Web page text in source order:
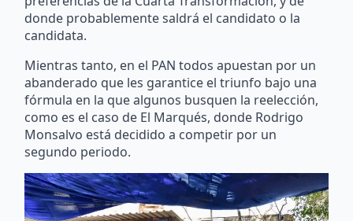
donde probablemente saldrá el candidato o la
candidata.
Mientras tanto, en el PAN todos apuestan por un
abanderado que les garantice el triunfo bajo una
fórmula en la que algunos busquen la reelección,
como es el caso de El Marqués, donde Rodrigo
Monsalvo está decidido a competir por un
segundo periodo.